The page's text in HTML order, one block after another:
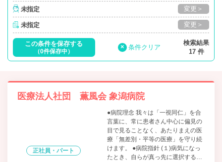
未指定 変更＞
未指定 変更＞
この条件を保存する
（0件保存中）
× 条件クリア
検索結果
17 件
医療法人社団 薫風会 象潟病院
正社員・パート
●病院理念 我々は「一視同仁」を合
言葉に、常に患者さん中心に偏見の
目で見ることなく、あたりまえの医
療「無差別・平等の医療」を守り続
けます。 ●病院指針 (１)病気になっ
たとき、自らが真っ先に選択する、